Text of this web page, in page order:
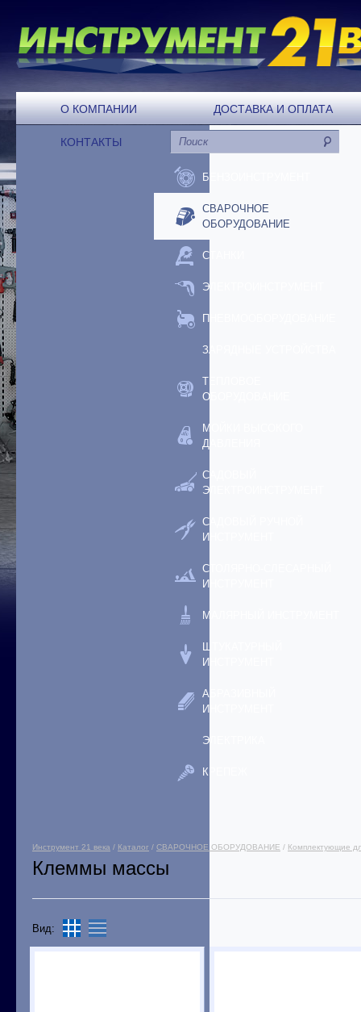
О КОМПАНИИ ДОСТАВКА И ОПЛАТА
КОНТАКТЫ
БЕНЗОИНСТРУМЕНТ
СВАРОЧНОЕ
ОБОРУДОВАНИЕ
СТАНКИ
ЭЛЕКТРОИНСТРУМЕНТ
ПНЕВМООБОРУДОВАНИЕ
ЗАРЯДНЫЕ УСТРОЙСТВА
ТЕПЛОВОЕ
ОБОРУДОВАНИЕ
МОЙКИ ВЫСОКОГО
ДАВЛЕНИЯ
САДОВЫЙ
ЭЛЕКТРОИНСТРУМЕНТ
САДОВЫЙ РУЧНОЙ
ИНСТРУМЕНТ
СТОЛЯРНО-СЛЕСАРНЫЙ
ИНСТРУМЕНТ
МАЛЯРНЫЙ ИНСТРУМЕНТ
ШТУКАТУРНЫЙ
ИНСТРУМЕНТ
АБРАЗИВНЫЙ
ИНСТРУМЕНТ
ЭЛЕКТРИКА
КРЕПЕЖ
Инструмент 21 века / Каталог / СВАРОЧНОЕ ОБОРУДОВАНИЕ / Комплектующие
Клеммы массы
Вид: